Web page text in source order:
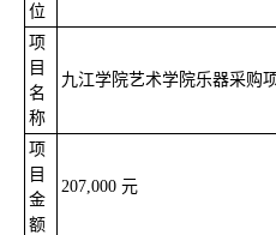
位
项
目
名
称
九江学院艺术学院乐器采购
项
目
金
额
207,000 元